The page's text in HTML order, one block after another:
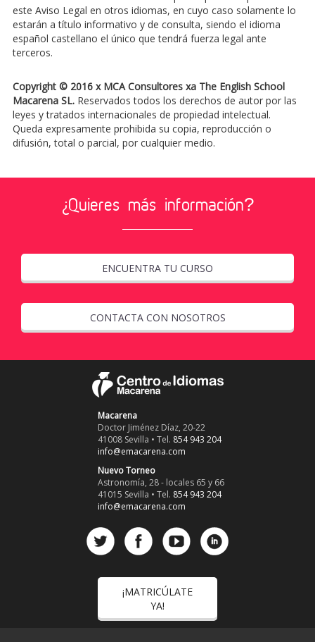
este Aviso Legal en otros idiomas, en cuyo caso solamente lo
estarán a título informativo y de consulta, siendo el idioma
español castellano el único que tendrá fuerza legal ante
terceros.
Copyright © 2016 x MCA Consultores xa The English School
Macarena SL. Reservados todos los derechos de autor por las
leyes y tratados internacionales de propiedad intelectual.
Queda expresamente prohibida su copia, reproducción o
difusión, total o parcial, por cualquier medio.
¿Quieres más información?
ENCUENTRA TU CURSO
CONTACTA CON NOSOTROS
Macarena
Doctor Jiménez Díaz, 20-22
41008 Sevilla • Tel. 854 943 204
info@emacarena.com
Nuevo Torneo
Astronomía, 28 - locales 65 y 66
41015 Sevilla • Tel. 854 943 204
info@emacarena.com
¡MATRICÚLATE
YA!